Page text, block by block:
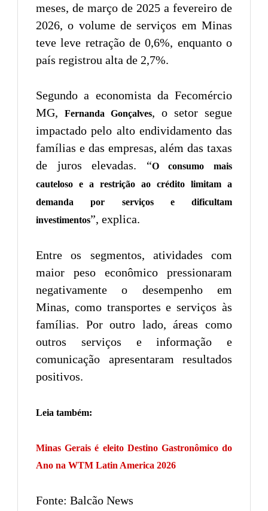
meses, de março de 2025 a fevereiro de
2026, o volume de serviços em Minas
teve leve retração de 0,6%, enquanto o
país registrou alta de 2,7%.
Segundo a economista da Fecomércio
MG,
Fernanda Gonçalves, o setor segue
impactado pelo alto endividamento das
famílias e das empresas, além das taxas
de juros elevadas. “O consumo mais
cauteloso e a restrição ao crédito limitam a
demanda por serviços e dificultam
investimentos”, explica.
Entre os segmentos, atividades com
maior peso econômico pressionaram
negativamente o desempenho em
Minas, como transportes e serviços às
famílias. Por outro lado, áreas como
outros serviços e informação e
comunicação apresentaram resultados
positivos.
Leia também:
Minas Gerais é eleito Destino Gastronômico do
Ano na WTM Latin America 2026
Fonte: Balcão News